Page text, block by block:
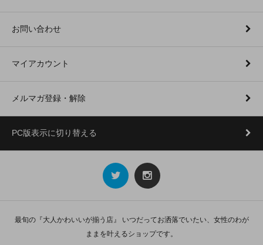
お問い合わせ
マイアカウント
メルマガ登録・解除
PC版表示に切り替える
最旬の『大人かわいいが揃う店』 いつだってお洒落でいたい、女性のわが
ままを叶えるショップです。